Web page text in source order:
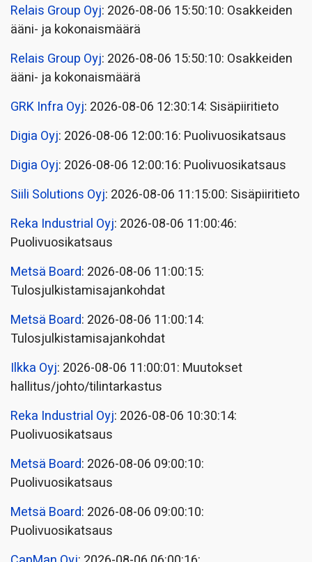
Relais Group Oyj: 2026-08-06 15:50:10: Osakkeiden
ääni- ja kokonaismäärä
Relais Group Oyj: 2026-08-06 15:50:10: Osakkeiden
ääni- ja kokonaismäärä
GRK Infra Oyj: 2026-08-06 12:30:14: Sisäpiiritieto
Digia Oyj: 2026-08-06 12:00:16: Puolivuosikatsaus
Digia Oyj: 2026-08-06 12:00:16: Puolivuosikatsaus
Siili Solutions Oyj: 2026-08-06 11:15:00: Sisäpiiritieto
Reka Industrial Oyj: 2026-08-06 11:00:46:
Puolivuosikatsaus
Metsä Board: 2026-08-06 11:00:15:
Tulosjulkistamisajankohdat
Metsä Board: 2026-08-06 11:00:14:
Tulosjulkistamisajankohdat
Ilkka Oyj: 2026-08-06 11:00:01: Muutokset
hallitus/johto/tilintarkastus
Reka Industrial Oyj: 2026-08-06 10:30:14:
Puolivuosikatsaus
Metsä Board: 2026-08-06 09:00:10:
Puolivuosikatsaus
Metsä Board: 2026-08-06 09:00:10:
Puolivuosikatsaus